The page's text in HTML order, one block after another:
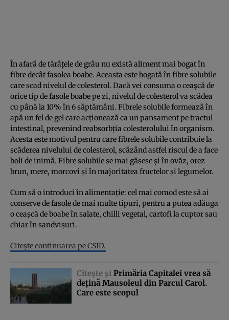
În afară de tărâţele de grâu nu există aliment mai bogat în
fibre decât fasolea boabe. Aceasta este bogată în fibre solubile
care scad nivelul de colesterol. Dacă vei consuma o ceaşcă de
orice tip de fasole boabe pe zi, nivelul de colesterol va scădea
cu până la 10% în 6 săptămâni. Fibrele solubile formează în
apă un fel de gel care acţionează ca un pansament pe tractul
intestinal, prevenind reabsorbţia colesterolului în organism.
Acesta este motivul pentru care fibrele solubile contribuie la
scăderea nivelului de colesterol, scăzând astfel riscul de a face
boli de inimă. Fibre solubile se mai găsesc şi în ovăz, orez
brun, mere, morcovi şi în majoritatea fructelor şi legumelor.
Cum să o introduci în alimentaţie: cel mai comod este să ai
conserve de fasole de mai multe tipuri, pentru a putea adăuga
o ceaşcă de boabe în salate, chilli vegetal, cartofi la cuptor sau
chiar în sandvişuri.
Citeşte continuarea pe CSID.
Citeşte şi Primăria Capitalei vrea să
deţină Mausoleul din Parcul Carol.
Care este scopul